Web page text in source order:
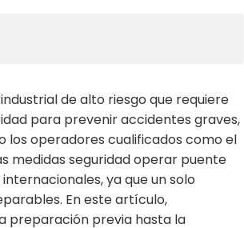
de alto riesgo que requiere
para prevenir accidentes graves,
los operadores cualificados como el
medidas seguridad operar puente
ya que un solo
En este artículo,
preparación previa hasta la